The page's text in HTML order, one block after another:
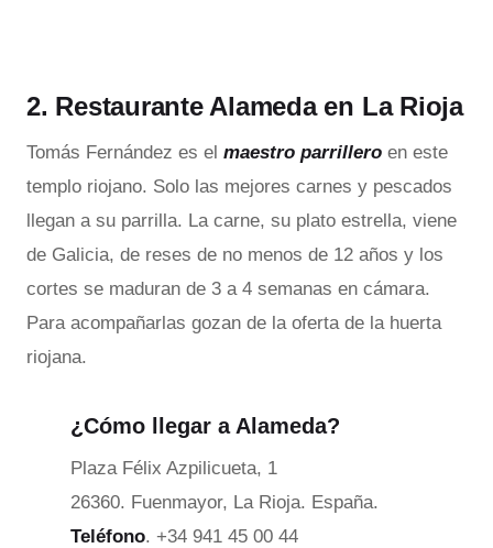
2. Restaurante Alameda en La Rioja
Tomás Fernández es el maestro parrillero en este
templo riojano. Solo las mejores carnes y pescados
llegan a su parrilla. La carne, su plato estrella, viene
de Galicia, de reses de no menos de 12 años y los
cortes se maduran de 3 a 4 semanas en cámara.
Para acompañarlas gozan de la oferta de la huerta
riojana.
¿Cómo llegar a Alameda?
Plaza Félix Azpilicueta, 1
26360. Fuenmayor, La Rioja. España.
Teléfono. +34 941 45 00 44